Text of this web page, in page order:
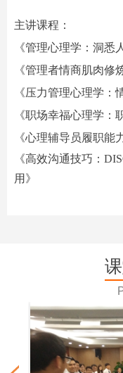
主讲课程：
《管理心理学：洞悉
《管理者情商肌肉修
《压力管理心理学：
《职场幸福心理学：
《心理辅导员履职能
《高效沟通技巧：
用》